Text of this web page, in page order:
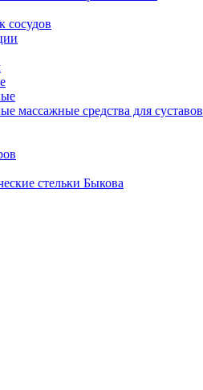
сосудов
массажные средства для суставов
стельки Быкова